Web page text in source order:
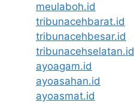
meulaboh.id
tribunacehbarat.id
tribunacehbesar.id
tribunacehselatan.id
ayoagam.id
ayoasahan.id
ayoasmat.id